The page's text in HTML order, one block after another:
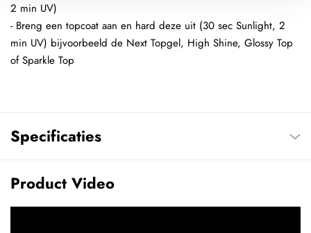
2 min UV)
- Breng een topcoat aan en hard deze uit (30 sec Sunlight, 2
min UV) bijvoorbeeld de Next Topgel, High Shine, Glossy Top
of Sparkle Top
Specificaties
Product Video